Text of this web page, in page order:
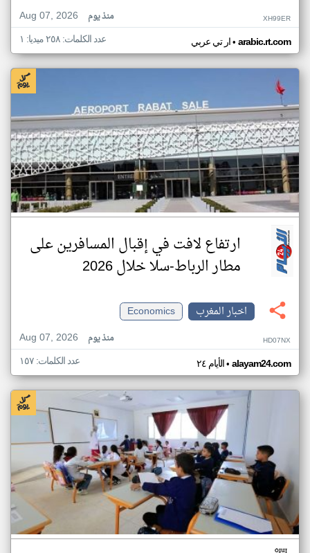
Aug 07, 2026
منذ يوم XH99ER
ار تي عربي• arabic.rt.com عدد الكلمات: ٢٥٨ ميديا: ١
ارتفاع لافت في إقبال المسافرين على
مطار الرباط-سلا خلال 2026
اخبار المغرب
Economics
Aug 07, 2026
منذ يوم HD07NX
الأيام ٢٤• alayam24.com عدد الكلمات: ١٥٧